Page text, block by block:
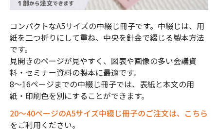
コンパクトなA5サイズの中綴じ冊子です。中綴じは、用
紙を二つ折りにして重ね、中央を針金で綴じる製本方法
です。
見開きのページが見やすく、図表や画像の多い会議資
料・セミナー資料の製本に最適です。
8～16ページまでの中綴じ冊子では、表紙と本文の用
紙・印刷色を別にすることができます。
20〜40ページのA5サイズ中綴じ冊子のご注文は、こちら
をご利用ください。